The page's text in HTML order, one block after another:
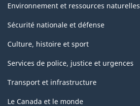
Environnement et ressources naturelles
Sécurité nationale et défense
Culture, histoire et sport
Services de police, justice et urgences
Transport et infrastructure
Le Canada et le monde